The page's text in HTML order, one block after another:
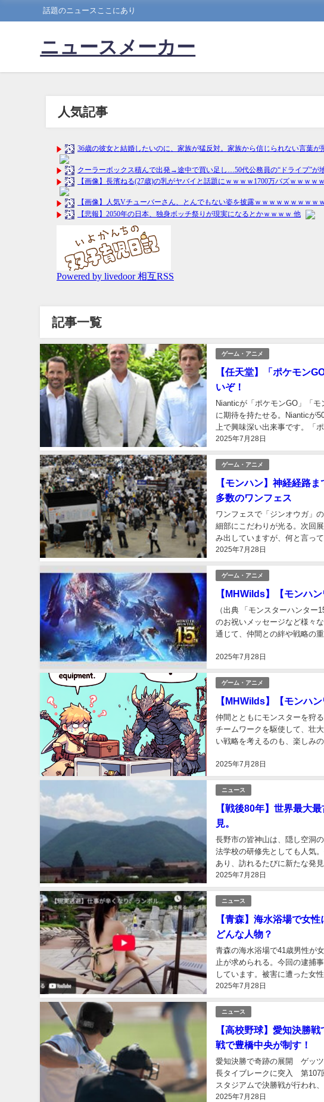
話題のニュースここにあり
ニュースメーカー
人気記事
記事一覧
ゲーム・アニメ
【任天堂】「ポケモン
いぞ！
2025年7月28日
Nianticが「ポケモンGO」「
に期待を持たせる。Nianticが
上で興味深い出来事です。「
ゲームの背後には、様々な戦略
ゲーム・アニメ
【モンハン】神経経路
多数のワンフェス
2025年7月28日
ワンフェスで「ジンオウガ」
細部にこだわりが光る。次回
み出していますが、何と言っ
巧なフィギュアは、制作者の
ゲーム・アニメ
【MHWilds】【モンハ
2025年7月28日
（出典 「モンスターハンタ
のお祝いメッセージなど様々
通じて、仲間との絆や戦略の
ゲーム・アニメ
【MHWilds】【モンハ
2025年7月28日
仲間とともにモンスターを狩
チームワークを駆使して、壮
い戦略を考えるのも、楽しみ
ニュース
【戦後80年】世界最大
見。
2025年7月28日
長野市の皆神山は、隠し空洞
法学校の研修先としても人気
あり、訪れるたびに新たな発
込みたくなるような神秘的な
ニュース
【青森】海水浴場で女
どんな人物？
2025年7月28日
青森の海水浴場で41歳男性が
止が求められる。今回の逮捕
しています。被害に遭った女
度と起きないよう、警察や地
ニュース
【高校野球】愛知決勝
戦で豊橋中央が制す！
2025年7月28日
愛知決勝で奇跡の展開 ゲッ
長タイブレークに突入 第107
スタジアムで決勝戦が行われ
野球選手権大会 全国高等学校